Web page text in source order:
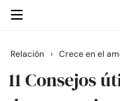
Buscar
Relación › Crece en el
11 Consejos